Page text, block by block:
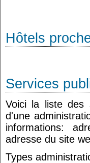
Hôtels
Services
Voici la liste des
d'une
informations:
adresse du site
Types